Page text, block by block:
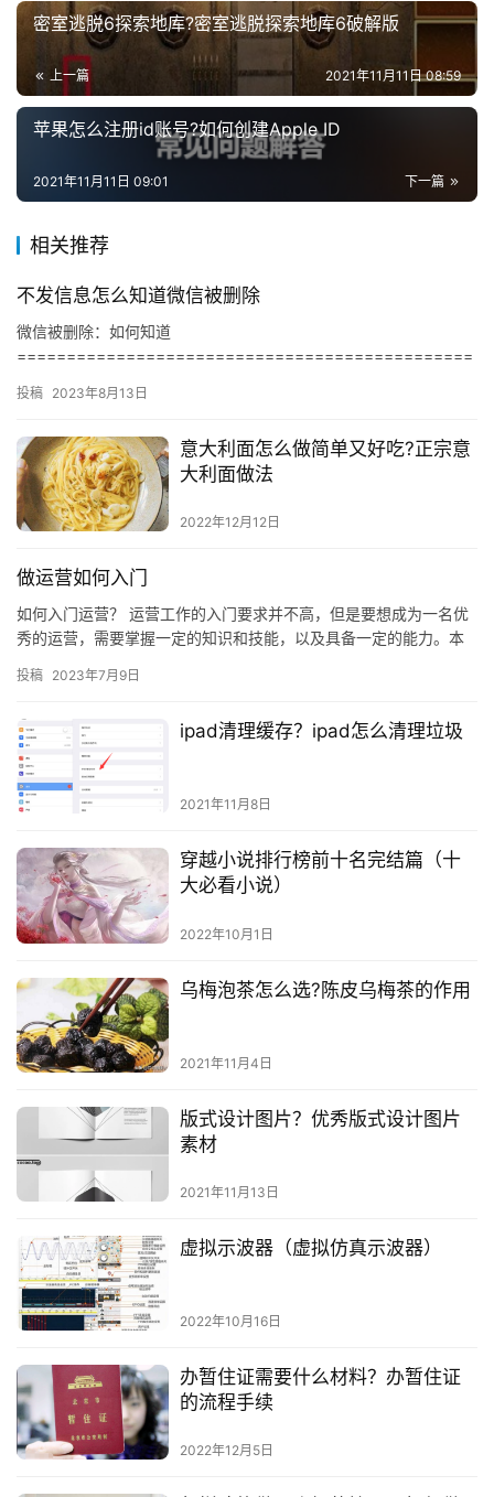
密室逃脱6探索地库?密室逃脱探索地库6破解版
上一篇 2021年11月11日 08:59
苹果怎么注册id账号?如何创建Apple ID
下一篇
2021年11月11日 09:01
相关推荐
不发信息怎么知道微信被删除
微信被删除：如何知道
==============================================
是，有…
投稿 2023年8月13日
意大利面怎么做简单又好吃?正宗意
大利面做法
2022年12月12日
做运营如何入门
如何入门运营？ 运营工作的入门要求并不高，但是要想成为一名优
秀的运营，需要掌握一定的知识和技能，以及具备一定的能力。本
一…
投稿 2023年7月9日
ipad清理缓存？ipad怎么清理垃圾
2021年11月8日
穿越小说排行榜前十名完结篇（十
大必看小说）
2022年10月1日
乌梅泡茶怎么选?陈皮乌梅茶的作用
2021年11月4日
版式设计图片？优秀版式设计图片
素材
2021年11月13日
虚拟示波器（虚拟仿真示波器）
2022年10月16日
办暂住证需要什么材料？办暂住证
的流程手续
2022年12月5日